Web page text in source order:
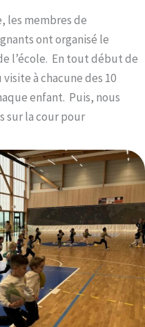
les membres de
ont organisé le
l’école. En tout début de
à chacune des 10
enfant. Puis, nous
sur la cour pour